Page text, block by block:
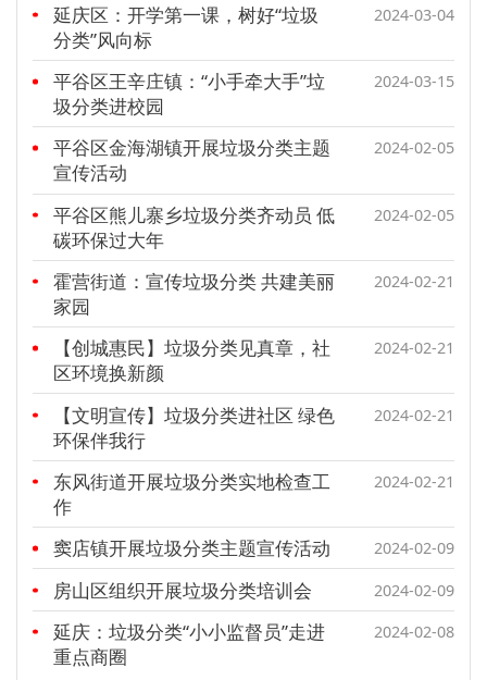
延庆区：开学第一课，树好“垃圾
分类”风向标
2024-03-04
平谷区王辛庄镇：“小手牵大手”垃
圾分类进校园
2024-03-15
平谷区金海湖镇开展垃圾分类主题
宣传活动
2024-02-05
平谷区熊儿寨乡垃圾分类齐动员 低
碳环保过大年
2024-02-05
霍营街道：宣传垃圾分类 共建美丽
家园
2024-02-21
【创城惠民】垃圾分类见真章，社
区环境换新颜
2024-02-21
【文明宣传】垃圾分类进社区 绿色
环保伴我行
2024-02-21
东风街道开展垃圾分类实地检查工
作
2024-02-21
窦店镇开展垃圾分类主题宣传活动 2024-02-09
房山区组织开展垃圾分类培训会 2024-02-09
延庆：垃圾分类“小小监督员”走进
重点商圈
2024-02-08